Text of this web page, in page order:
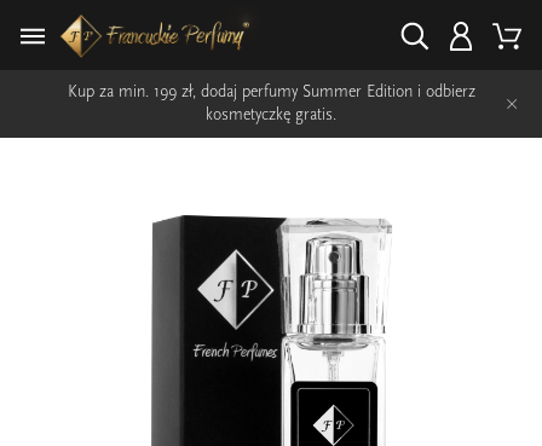
Kup za min. 199 zł, dodaj perfumy Summer Edition i odbierz
kosmetyczkę gratis.
×